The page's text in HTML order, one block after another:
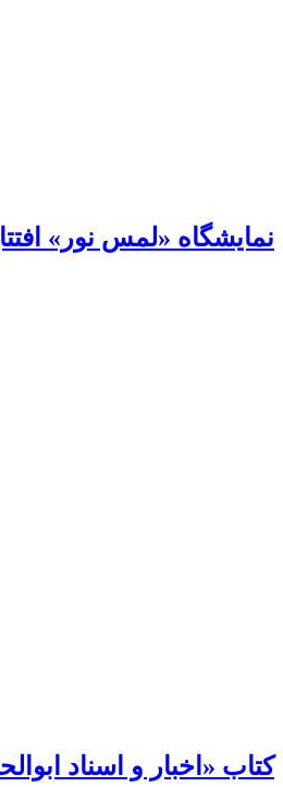
نمایشگاه «لمس نور»
کتاب «اخبار و اسناد